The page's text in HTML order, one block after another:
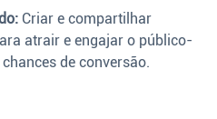
Criar e compartilhar
atrair e engajar o público-
de conversão.